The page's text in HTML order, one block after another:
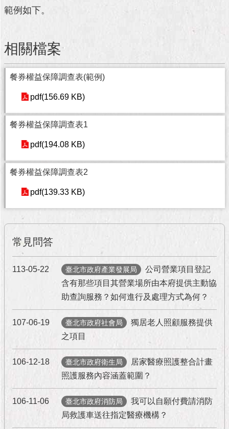
台
北
陳
系
統
民
參
網
政
府
網
開
放
隱
權
及
範例如下。
相關檔案
餐券權益保障調查表(範例)
pdf(156.69 KB)
餐券權益保障調查表1
pdf(194.08 KB)
餐券權益保障調查表2
pdf(139.33 KB)
常見問答
113-05-22 臺北市政府產業發展局
公司營業項目登記
含有那些項目其營業場所由本府提供主動協
助查詢服務？如何進行及處理方式為何？
107-06-19 臺北市政府社會局
獨居老人照顧服務提供
之項目
106-12-18 臺北市政府衛生局
居家醫療照護整合計畫
照護服務內容涵蓋範圍？
106-11-06 臺北市政府消防局
我可以自願付費請消防
局救護車送往指定醫療機構？